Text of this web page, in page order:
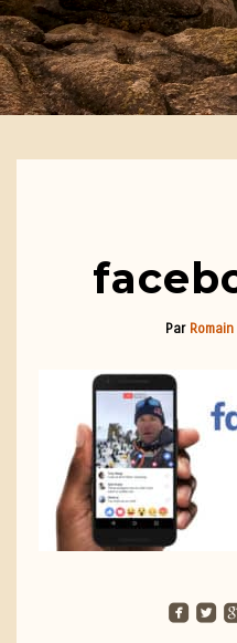
Par Romain
roundedfacebook roundedtwitterbird